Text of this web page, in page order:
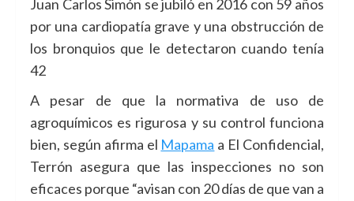
Juan Carlos Simón se jubiló en 2016 con 59 años
por una cardiopatía grave y una obstrucción de
los bronquios que le detectaron cuando tenía
42
A pesar de que la normativa de uso de
agroquímicos es rigurosa y su control funciona
bien, según afirma el Mapama a El Confidencial,
Terrón asegura que las inspecciones no son
eficaces porque “avisan con 20 días de que van a